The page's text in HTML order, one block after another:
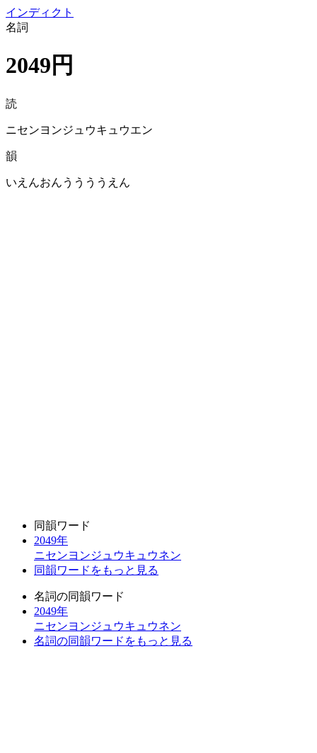
インディクト
名詞
2049円
読
ニセンヨンジュウキュウエン
韻
いえんおんううううえん
同韻ワード
2049年
ニセンヨンジュウキュウネン
同韻ワードをもっと見る
名詞の同韻ワード
2049年
ニセンヨンジュウキュウネン
名詞の同韻ワードをもっと見る